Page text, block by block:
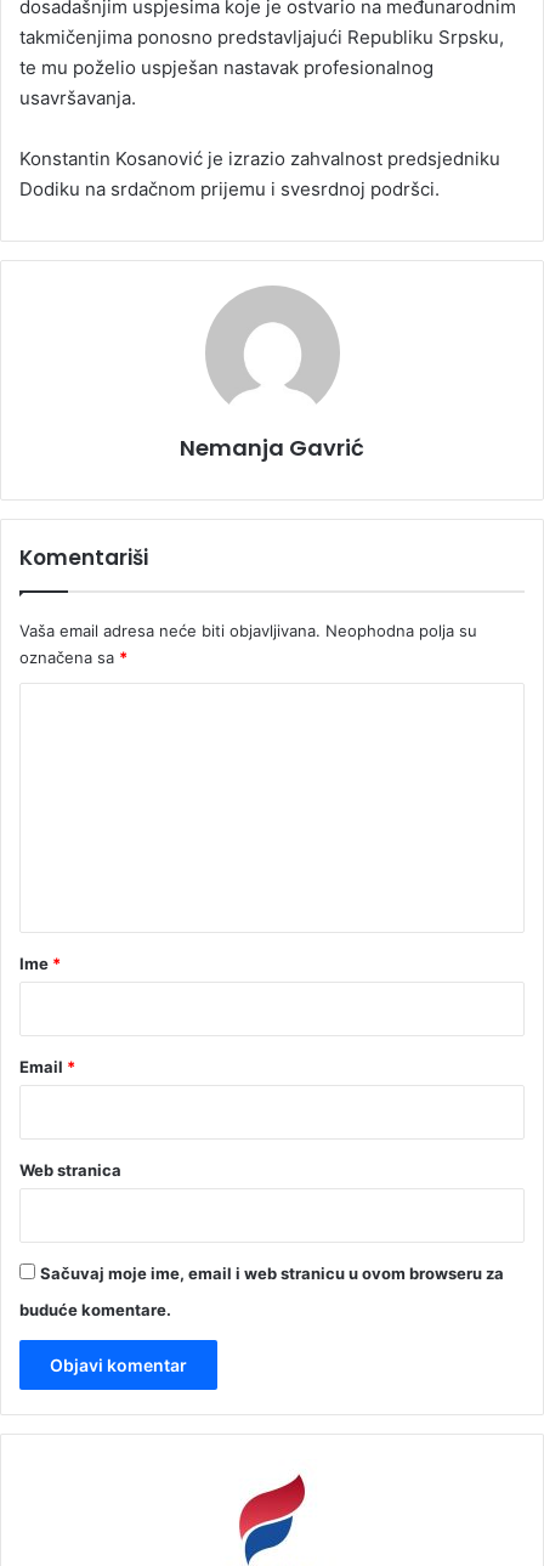
dosadašnjim uspjesima koje je ostvario na međunarodnim
takmičenjima ponosno predstavljajući Republiku Srpsku,
te mu poželio uspješan nastavak profesionalnog
usavršavanja.
Konstantin Kosanović je izrazio zahvalnost predsjedniku
Dodiku na srdačnom prijemu i svesrdnoj podršci.
Nemanja Gavrić
Komentariši
Vaša email adresa neće biti objavljivana. Neophodna polja su
označena sa *
rIme *
Email *
Web stranica
Sačuvaj moje ime, email i web stranicu u ovom browseru za
buduće komentare.